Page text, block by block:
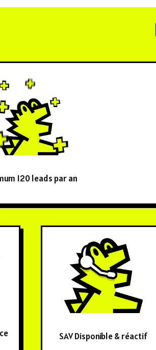
120 leads par an
SAV Disponible & réactif